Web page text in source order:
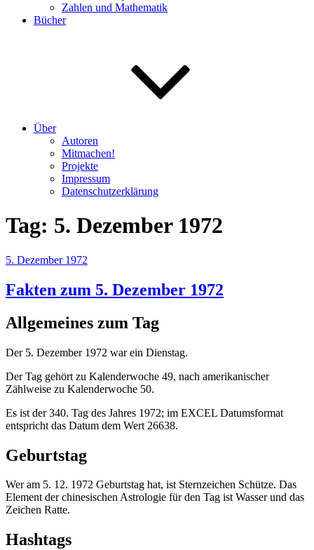
Zahlen und Mathematik
Bücher
Über
Autoren
Mitmachen!
Projekte
Impressum
Datenschutzerklärung
Tag: 5. Dezember 1972
Veröffentlicht
5. Dezember 1972
Fakten zum 5. Dezember 1972
Allgemeines zum Tag
Der 5. Dezember 1972 war ein Dienstag.
Der Tag gehört zu Kalenderwoche 49, nach amerikanischer
Zählweise zu Kalenderwoche 50.
Es ist der 340. Tag des Jahres 1972; im EXCEL Datumsformat
entspricht das Datum dem Wert 26638.
Geburtstag
Wer am 5. 12. 1972 Geburtstag hat, ist Sternzeichen Schütze. Das
Element der chinesischen Astrologie für den Tag ist Wasser und das
Zeichen Ratte.
Hashtags